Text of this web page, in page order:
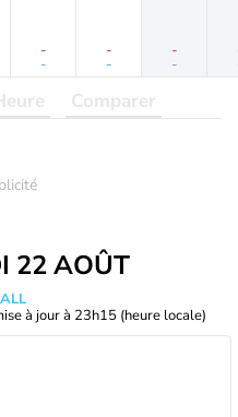
-
-
-
-
-
-
Comparer
22 AOÛT
à jour à 23h15 (heure locale)